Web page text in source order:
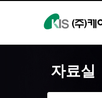
navigation
자료실